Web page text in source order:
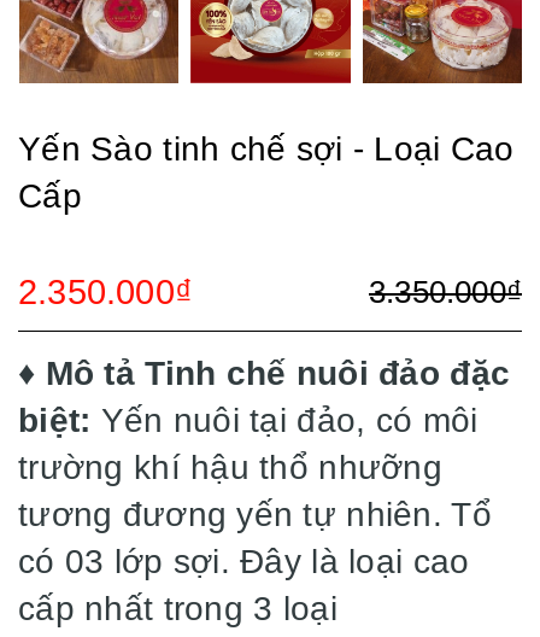
Yến Sào tinh chế sợi - Loại Cao
Cấp
2.350.000₫ 3.350.000₫
♦️ Mô tả Tinh chế nuôi đảo đặc
biệt: Yến nuôi tại đảo, có môi
trường khí hậu thổ nhưỡng
tương đương yến tự nhiên. Tổ
có 03 lớp sợi. Đây là loại cao
cấp nhất trong 3 loại